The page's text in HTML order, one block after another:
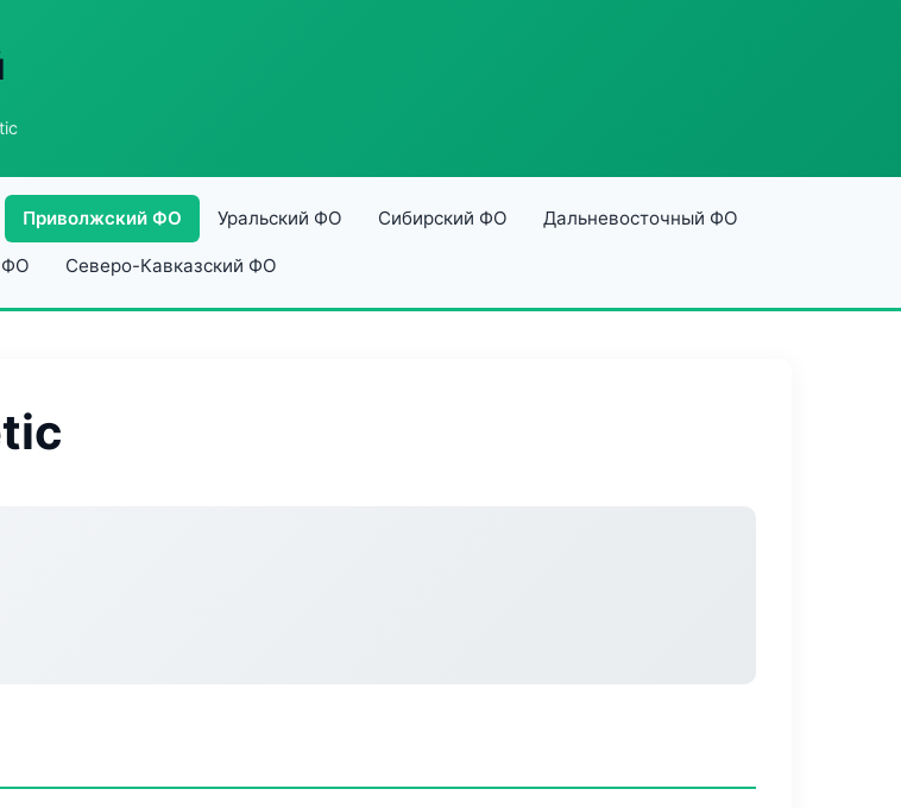
Приволжский ФО Уральский ФО Сибирский ФО Дальневосточный ФО
Северо-Кавказский ФО